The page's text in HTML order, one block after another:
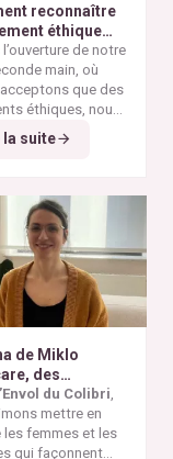
reconnaître
éthique
critères ?de notre
main, où
que des
éthiques, nous
qu’il n’est
simple pour
à nos
sélection. Entre
qui circulent
sociaux et
de
marques, difficile
Voici nos
simples et fiables
un
réellement
la suite
de Miklo
des
naturels et
A la
des Colibris
du Colibri,
mettre en
les femmes et les
qui façonnent